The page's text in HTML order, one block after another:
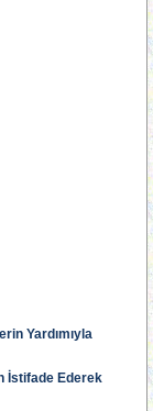
Yardımıyla
İstifade Ederek